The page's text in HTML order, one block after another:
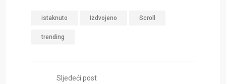
istaknuto Izdvojeno Scroll
trending
Sljedeći post